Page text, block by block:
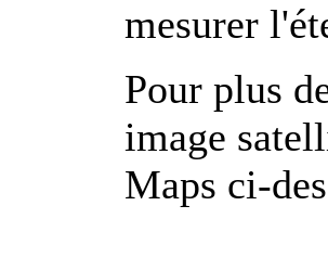
mesurer
Pour plus
image
Maps ci-